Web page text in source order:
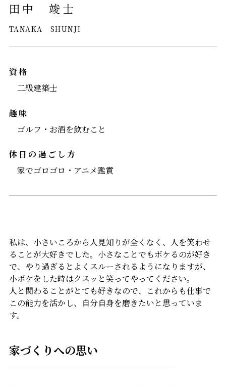
田中 竣士
TANAKA SHUNJI
資格
二級建築士
趣味
ゴルフ・お酒を飲むこと
休日の過ごし方
家でゴロゴロ・アニメ鑑賞
私は、小さいころから人見知りが全くなく、人を笑わせ
ることが大好きでした。小さなことでもボケるのが好き
で、やり過ぎるとよくスルーされるようになりますが、
小ボケをした時はクスッと笑ってやってください。
人と関わることがとても好きなので、これからも仕事で
この能力を活かし、自分自身を磨きたいと思っていま
す。
家づくりへの思い